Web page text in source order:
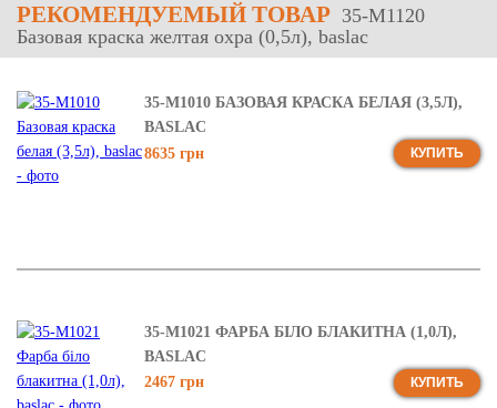
РЕКОМЕНДУЕМЫЙ ТОВАР 35-М1120
Базовая краска желтая охра (0,5л), baslac
35-М1010 БАЗОВАЯ КРАСКА БЕЛАЯ (3,5Л),
BASLAC
8635 грн
КУПИТЬ
35-М1021 ФАРБА БІЛО БЛАКИТНА (1,0Л),
BASLAC
2467 грн
КУПИТЬ